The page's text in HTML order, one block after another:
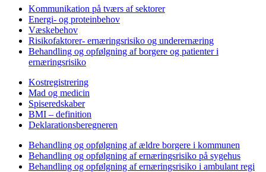
Kommunikation på tværs af sektorer
Energi- og proteinbehov
Væskebehov
Risikofaktorer- ernæringsrisiko og underernæring
Behandling og opfølgning af borgere og patienter i
ernæringsrisiko
Kostregistrering
Mad og medicin
Spiseredskaber
BMI – definition
Deklarationsberegneren
Behandling og opfølgning af ældre borgere i kommunen
Behandling og opfølgning af ernæringsrisiko på sygehus
Behandling og opfølgning af ernæringsrisiko i ambulant regi